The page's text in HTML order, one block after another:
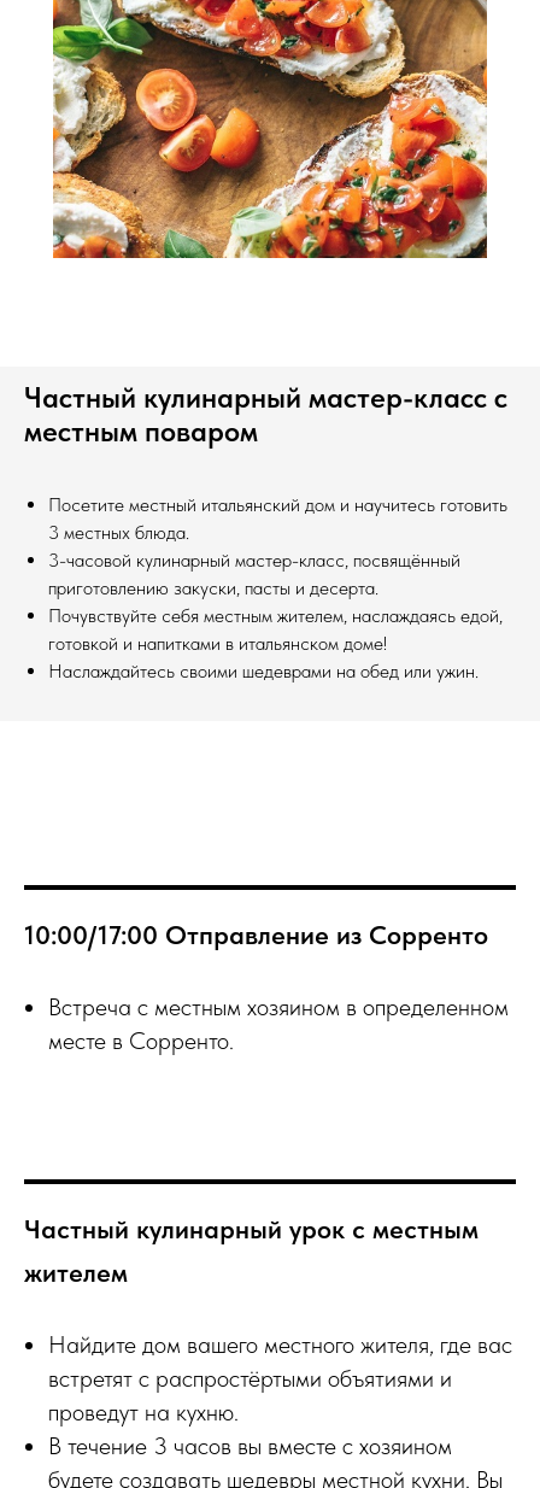
Частный кулинарный мастер-класс с
местным поваром
Посетите местный итальянский дом и научитесь готовить
3 местных блюда.
3-часовой кулинарный мастер-класс, посвящённый
приготовлению закуски, пасты и десерта.
Почувствуйте себя местным жителем, наслаждаясь едой,
готовкой и напитками в итальянском доме!
Наслаждайтесь своими шедеврами на обед или ужин.
10:00/17:00 Отправление из Сорренто
Встреча с местным хозяином в определенном
месте в Сорренто.
Частный кулинарный урок с местным
жителем
Найдите дом вашего местного жителя, где вас
встретят с распростёртыми объятиями и
проведут на кухню.
В течение 3 часов вы вместе с хозяином
будете создавать шедевры местной кухни. Вы